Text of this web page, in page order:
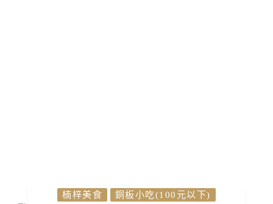
楠梓美食 銅板小吃(100元以下)